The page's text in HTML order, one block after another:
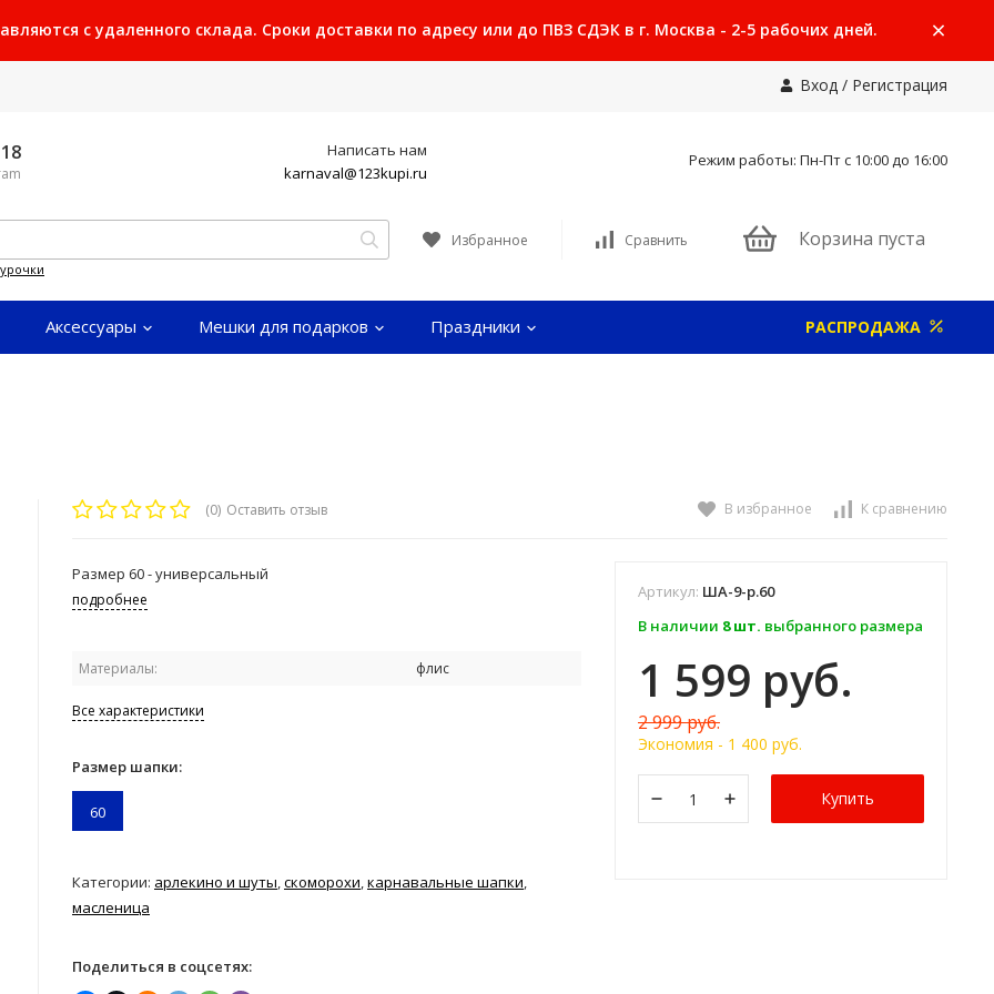
с удаленного склада. Сроки доставки по адресу или до ПВЗ СДЭК в г. Москва - 2-5 рабочих дней.
Вход / Регистрация
Написать нам
karnaval@123kupi.ru
Режим работы: Пн-Пт с 10:00 до 16:00
Избранное Сравнить Корзина пуста
Аксессуары Мешки для подарков Праздники РАСПРОДАЖА
(0) Оставить отзыв В избранное К сравнению
Размер 60 - универсальный
подробнее
Материалы: флис
Все характеристики
Размер шапки:
60
Категории: арлекино и шуты,скоморохи,карнавальные шапки,
масленица
Поделиться в соцсетях:
Артикул: ША-9-р.60
В наличии 8 шт. выбранного размера
1 599 руб.
2 999 руб.
Экономия - 1 400 руб.
Купить